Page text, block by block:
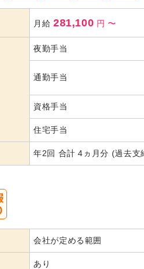
月給 281,100 円 〜
夜勤手当
通勤手当
資格手当
住宅手当
年2回 合計 4ヵ月分 (過去支
会社が定める範囲
あり